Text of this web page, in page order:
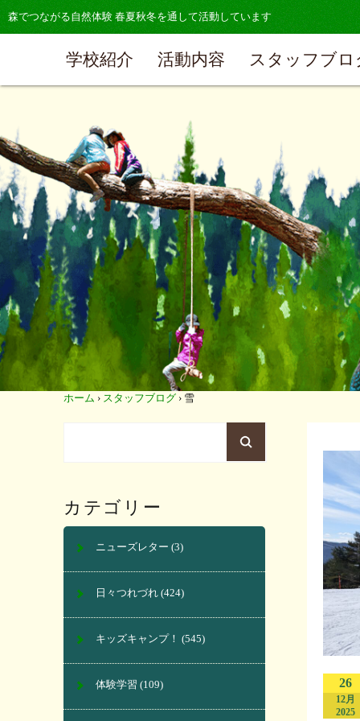
森でつながる自然体験 春夏秋冬を通して活動しています
学校紹介 活動内容 スタッフブロ
ホーム › スタッフブログ › 雪
26
12月
2025
カテゴリー
ニューズレター (3)
日々つれづれ (424)
キッズキャンプ！ (545)
体験学習 (109)